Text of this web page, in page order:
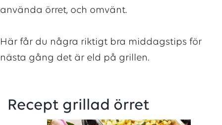
använda örret, och omvänt.
Här får du några riktigt bra middagstips för
nästa gång det är eld på grillen.
Recept grillad örret